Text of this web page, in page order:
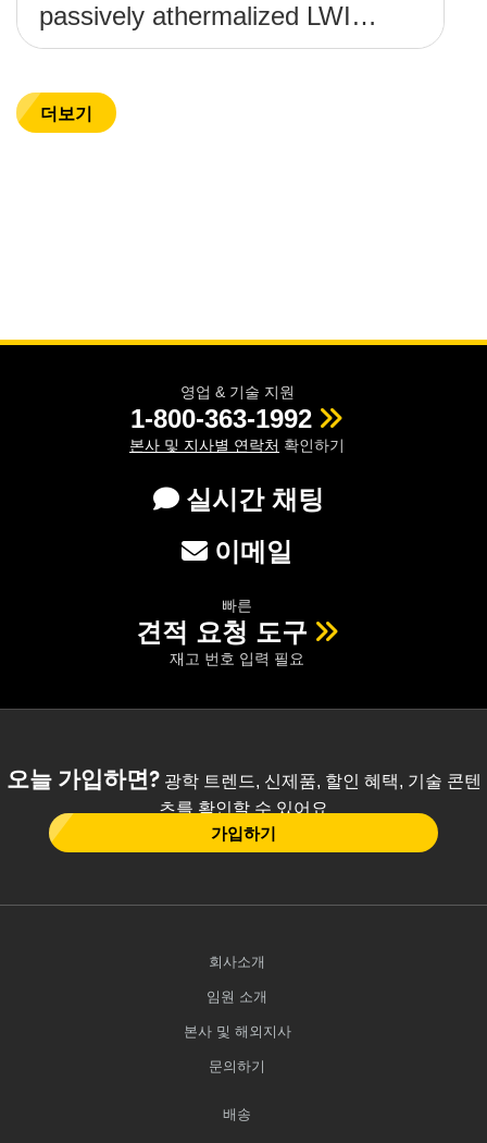
passively athermalized LWIR
imaging systems
더보기
영업 & 기술 지원
1-800-363-1992
본사 및 지사별 연락처 확인하기
실시간 채팅
이메일
빠른
견적 요청 도구
재고 번호 입력 필요
오늘 가입하면?광학 트렌드, 신제품, 할인 혜택, 기술 콘텐
츠를 확인할 수 있어요
가입하기
회사소개
임원 소개
본사 및 해외지사
문의하기
배송